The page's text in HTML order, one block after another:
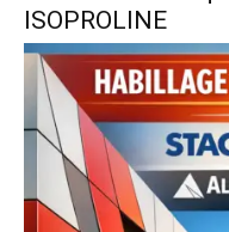
ISOPROLINE